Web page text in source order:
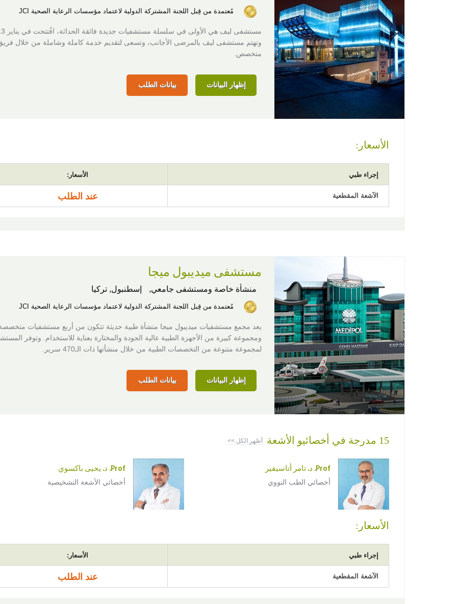
مُعتمدة من قِبل اللجنة المشتركة الدولية لاعتماد مؤسسات الرعاية الصحية JCI
وتهتم مستشفى ليف بالمرضى الأجانب، وتسعى لتقديم خدمة كاملة وشاملة من خلال
متخصص.
إظهار البيانات بيانات الطلب
الأسعار:
إجراء طبي الأسعار:
الآشعة المقطعية عند الطلب
مستشفى ميديبول ميجا
منشأة خاصة ومستشفى جامعي, إسطنبول, تركيا
مُعتمدة من قِبل اللجنة المشتركة الدولية لاعتماد مؤسسات الرعاية الصحية JCI
يعد مجمع مستشفيات ميديبول ميجا منشأة طبية حديثة تتكون من أربع مستشفيات
ومجموعة كبيرة من الأجهزة الطبية عالية الجودة والمختارة بعناية للاستخدام. وتوفر
لمجموعة متنوعة من التخصصات الطبية من خلال منشأتها ذات الـ470 سرير.
إظهار البيانات بيانات الطلب
15 مدرجة في أخصائيو الأشعة أظهر الكل >>
Prof. د. تامر أتاسيفير
أخصائي الطب النووي
Prof. د. يحيى باكسوي
أخصائي الأشعة التشخيصية
الأسعار:
إجراء طبي الأسعار:
الآشعة المقطعية عند الطلب